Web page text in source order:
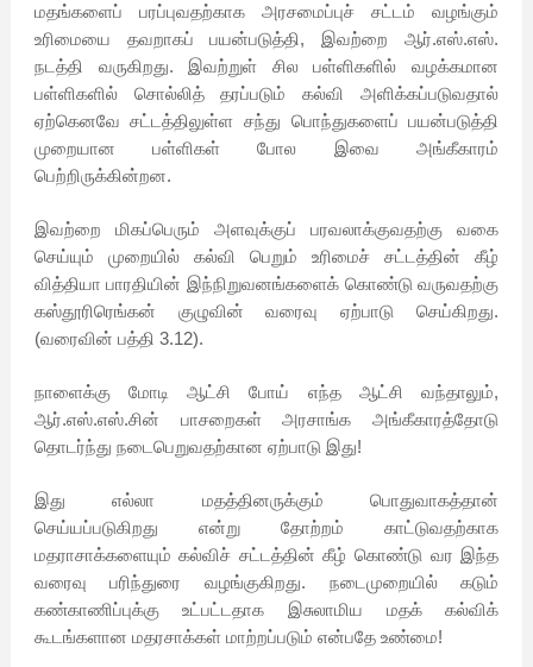
மதங்களைப் பரப்புவதற்காக அரசமைப்புச் சட்டம் வழங்கும்
உரிமையை தவறாகப் பயன்படுத்தி, இவற்றை ஆர்.எஸ்.எஸ்.
நடத்தி வருகிறது. இவற்றுள் சில பள்ளிகளில் வழக்கமான
பள்ளிகளில் சொல்லித் தரப்படும் கல்வி அளிக்கப்படுவதால்
ஏற்கெனவே சட்டத்திலுள்ள சந்து பொந்துகளைப் பயன்படுத்தி
முறையான பள்ளிகள் போல இவை அங்கீகாரம்
பெற்றிருக்கின்றன.
இவற்றை மிகப்பெரும் அளவுக்குப் பரவலாக்குவதற்கு வகை
செய்யும் முறையில் கல்வி பெறும் உரிமைச் சட்டத்தின் கீழ்
வித்தியா பாரதியின் இந்நிறுவனங்களைக் கொண்டு வருவதற்கு
கஸ்தூரிரெங்கன் குழுவின் வரைவு ஏற்பாடு செய்கிறது.
(வரைவின் பத்தி 3.12).
நாளைக்கு மோடி ஆட்சி போய் எந்த ஆட்சி வந்தாலும்,
ஆர்.எஸ்.எஸ்.சின் பாசறைகள் அரசாங்க அங்கீகாரத்தோடு
தொடர்ந்து நடைபெறுவதற்கான ஏற்பாடு இது!
இது எல்லா மதத்தினருக்கும் பொதுவாகத்தான்
செய்யப்படுகிறது என்று தோற்றம் காட்டுவதற்காக
மதராசாக்களையும் கல்விச் சட்டத்தின் கீழ் கொண்டு வர இந்த
வரைவு பரிந்துரை வழங்குகிறது. நடைமுறையில் கடும்
கண்காணிப்புக்கு உட்பட்டதாக இசுலாமிய மதக் கல்விக்
கூடங்களான மதரசாக்கள் மாற்றப்படும் என்பதே உண்மை!